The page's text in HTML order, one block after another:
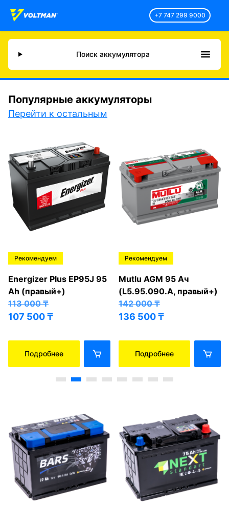
+7 747 299 9000
Поиск аккумулятора
Популярные аккумуляторы
Перейти к остальным
Рекомендуем
Energizer Plus EP95J 95
Ah (правый+)
113 000₸
107 500₸
Подробнее
Рекомендуем
Mutlu AGM 95 Ач
(L5.95.090.A, правый+)
142 000₸
136 500₸
Подробнее